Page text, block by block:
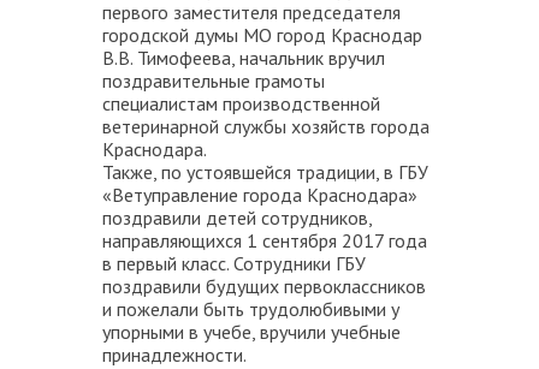
первого заместителя председателя
городской думы МО город Краснодар
В.В. Тимофеева, начальник вручил
поздравительные грамоты
специалистам производственной
ветеринарной службы хозяйств города
Краснодара.
Также, по устоявшейся традиции, в ГБУ
«Ветуправление города Краснодара»
поздравили детей сотрудников,
направляющихся 1 сентября 2017 года
в первый класс. Сотрудники ГБУ
поздравили будущих первоклассников
и пожелали быть трудолюбивыми у
упорными в учебе, вручили учебные
принадлежности.